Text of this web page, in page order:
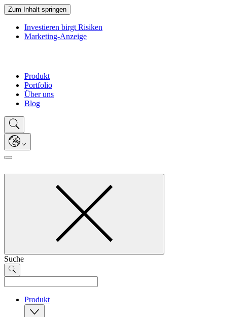
Zum Inhalt springen
Investieren birgt Risiken
Marketing-Anzeige
Produkt
Portfolio
Über uns
Blog
Suche
Produkt